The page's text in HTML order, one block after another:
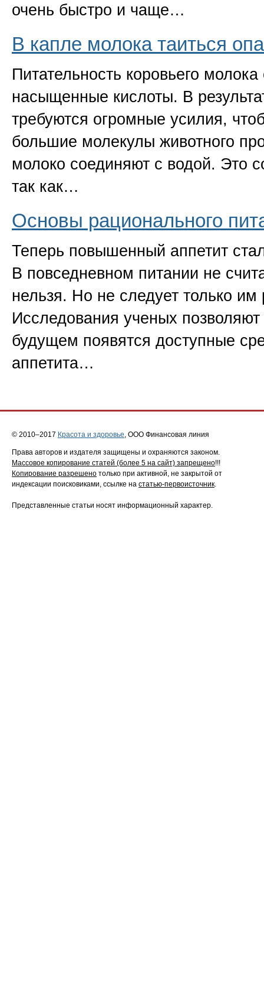
очень быстро и чаще…
В капле молока таиться
Питательность коровьего
насыщенные кислоты. В
требуются огромные усилия,
большие молекулы животного
молоко соединяют с водой. Это
так как…
Основы рационального
Теперь повышенный аппетит
В повседневном питании не
нельзя. Но не следует только им
Исследования ученых
будущем появятся доступные
аппетита…
© 2010–2017 Красота и здоровье, ООО Финансовая линия
Права авторов и издателя защищены и охраняются законом.
Массовое копирование статей (более 5 на сайт) запрещено!!!
Копирование разрешено только при активной, не закрытой от
индексации поисковиками, ссылке на статью-первоисточник.
Представленные статьи носят информационный характер.